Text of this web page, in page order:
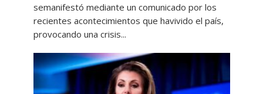
semanifestó mediante un comunicado por los
recientes acontecimientos que havivido el país,
provocando una crisis...